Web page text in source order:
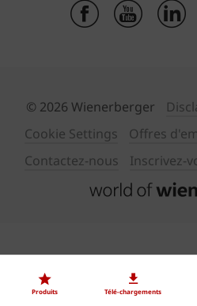
Produits Télé-chargements
© 2026 Wienerberger
Cookie Settings
Offres
Contactez-nous
Inscrivez-